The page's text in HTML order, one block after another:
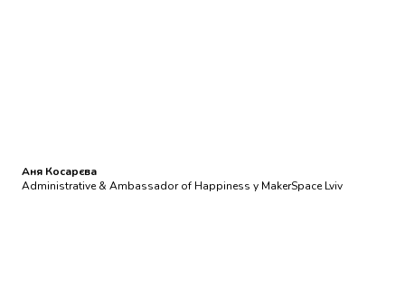
Аня Косарєва
Administrative & Ambassador of Happiness у MakerSpace Lviv